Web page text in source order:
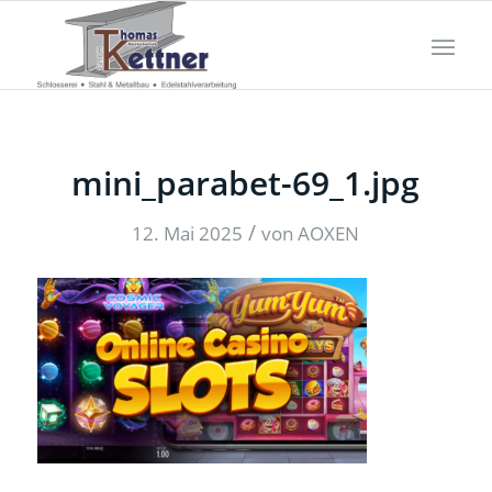
mini_parabet-69_1.jpg
12. Mai 2025 / vonAOXEN